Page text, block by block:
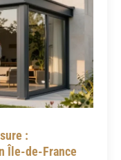
:
Île-de-France